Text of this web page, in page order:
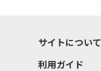
サイトについて
利用ガイド